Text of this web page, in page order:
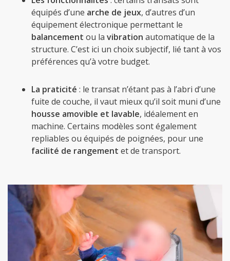
équipés d’une arche de jeux, d’autres d’un
équipement électronique permettant le
balancement ou la vibration automatique de la
structure. C’est ici un choix subjectif, lié tant à vos
préférences qu’à votre budget.
La praticité : le transat n’étant pas à l’abri d’une
fuite de couche, il vaut mieux qu’il soit muni d’une
housse amovible et lavable, idéalement en
machine. Certains modèles sont également
repliables ou équipés de poignées, pour une
facilité de rangement et de transport.